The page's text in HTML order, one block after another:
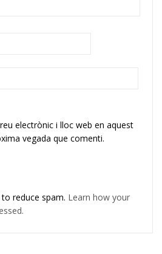
electrònic i lloc web en aquest
vegada que comenti.
reduce spam. Learn how your